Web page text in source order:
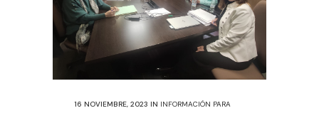
16 NOVIEMBRE, 2023 IN INFORMACIÓN PARA